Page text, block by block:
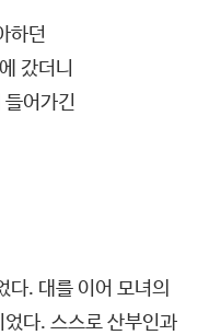
하던
갔더니
어가긴
. 대를 이어 모녀의
었다. 스스로 산부인과